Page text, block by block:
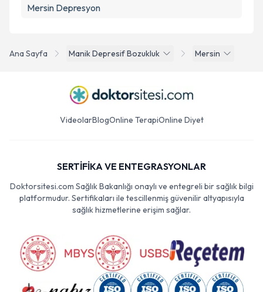
Ana Sayfa Manik Depresif Bozukluk Mersin
Mersin Depresyon
VideolarBlogOnline TerapiOnline Diyet
SERTİFİKA VE ENTEGRASYONLAR
Doktorsitesi.com Sağlık Bakanlığı onaylı ve entegreli bir sağlık bilgi
platformudur. Sertifikaları ile tescillenmiş güvenilir altyapısıyla
sağlık hizmetlerine erişim sağlar.